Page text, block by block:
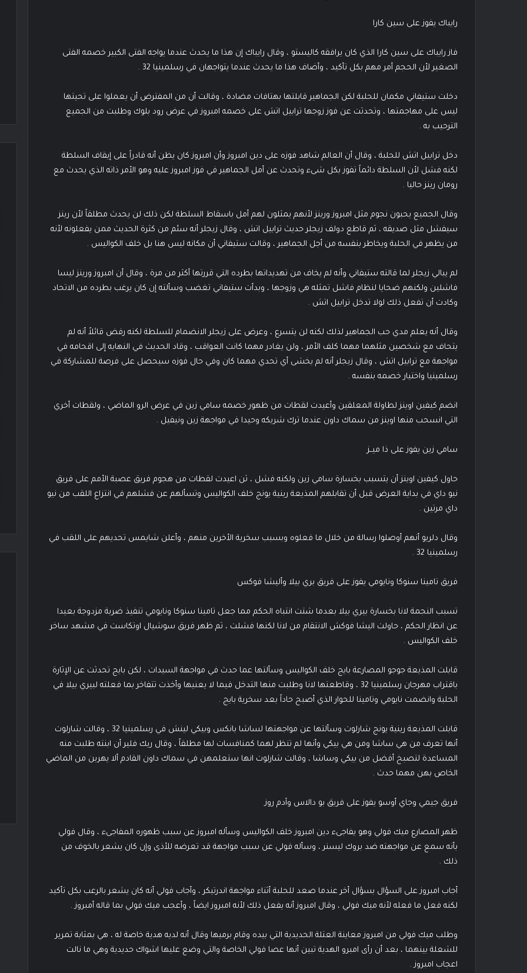
رايباك يفوز على سين كارا
فاز رايباك على سين كارا الذي كان يرافقه كاليستو ، وقال رايباك إن هذا ما يحدث عندما يواجه الفتى الكبير خصمه الفتى
الصغير لأن الحجم أمر مهم بكل تأكيد ، وأضاف هذا ما يحدث عندما يتواجهان في رسلمينيا 32 .
دخلت ستيفاني مكمان للحلبة لكن الجماهير قابلتها بهتافات مضادة ، وقالت أن من المفترض أن يعملوا على تحيتها
ليس على مهاجمتها ، وتحدثت عن فوز زوجها ترابيل اتش على خصمه امبروز في عرض رود بلوك وطلبت من الجميع
الترحيب به .
دخل ترابيل اتش للحلبة ، وقال أن العالم شاهد فوزه على دين امبروز وأن امبروز كان يظن أنه قادراً على إيقاف السلطة
لكنه فشل لأن السلطة دائماً تفوز بكل شىء وتحدث عن أمل الجماهير في فوز امبروز عليه وهو الأمر ذاته الذي يحدث مع
رومان رينز حاليا .
وقال الجميع يحبون نجوم مثل امبروز ورينز لأنهم يمثلون لهم أمل باسقاط السلطة لكن ذلك لن يحدث مطلقاً لأن رينز
سيفشل مثل صديقه ، ثم قاطع دولف زيجلر حديث ترابيل اتش ، وقال زيجلر أنه سئم من كثرة الحديث ممن يفعلونه لأنه
من يظهر في الحلبة ويخاطر بنفسه من أجل الجماهير ، وقالت ستيفاني أن مكانه ليس هنا بل خلف الكواليس .
لم يبالي زيجلر لما قالته ستيفاني وأنه لم يخاف من تهديداتها بطرده التي قررتها أكثر من مرة ، وقال أن امبروز ورينز ليسا
فاشلين ولكنهم ضحايا لنظام فاشل تمثله هي وزوجها ، وبدأت ستيفاني تغضب وسألته إن كان يرغب بطرده من الاتحاد
وكادت أن تفعل ذلك لولا تدخل ترابيل اتش .
وقال أنه يعلم مدي حب الجماهير لذلك لكنه لن يتسرع ، وعرض على زيجلر الانضمام للسلطة لكنه رفض قائلاً أنه لم
يتحاف مع شخصين مثلهما مهما كلف الأمر ، ولن يغادر مهما كانت العواقب ، وقاد الحديث في النهايه إلى اقحامه في
مواجهة مع ترابيل اتش ، وقال زيجلر أنه لم يخشى أي تحدي مهما كان وفي حال فوزه سيحصل على فرصة للمشاركة في
رسلمينيا واختيار خصمه بنفسه .
انضم كيفين اوينز لطاولة المعلقين وأعيدت لقطات من ظهور خصمه سامي زين في عرض الرو الماضي ، ولقطات أخري
التي انسحب منها اوينز من سماك داون عندما ترك شريكه وحيدا في مواجهة زين ونيفيل .
سامي زين يفوز على ذا ميــز
حاول كيفين اوينز أن يتسبب بخسارة سامي زين ولكنه فشل ، ثن اعيدت لقطات من هجوم فريق عصبة الأمم على فريق
نيو داي في بداية العرض قبل أن تقابلهم المذيعة رينية يونج خلف الكواليس وتسألهم عن فشلهم في انتزاع اللقب من نيو
داي مرتين .
وقال دلريو أنهم أوصلوا رسالة من خلال ما فعلوه وبسبب سخرية الأخرين منهم ، وأعلن شايمس تحديهم على اللقب في
رسلمينيا 32 .
فريق تامينا سنوكا ونايومي يفوز على فريق بري بيلا وأليشا فوكس
تسبب النجمة لانا بخسارة بيري بيلا بعدما شتت انتباه الحكم مما جعل تامينا سنوكا ونايومي تنفيذ ضربة مزدوجة بعيدا
عن انظار الحكم ، حاولت اليشا فوكش الانتقام من لانا لكنها فشلت ، ثم ظهر فريق سوشيال اوتكاست في مشهد ساخر
خلف الكواليس .
قابلت المذيعة جوجو المصارعة بايج خلف الكواليس وسألتها عما حدث في مواجهة السيدات ، لكن بايج تحدثت عن الإثارة
باقتراب مهرجان رسلمينيا 32 ، وقاطعتها لانا وطلبت منها التدخل فيما لا يعنيها وأخذت تتفاخر بما فعلته لبيري بيلا في
الحلبة وانضمت نايومي وتامينا للحوار الذي أصبح حاداً بعد سخرية بايج .
قابلت المذيعة رينية يونج شارلوت وسألتها عن مواجهتها لساشا بانكس وبيكي لينش في رسلمينيا 32 ، وقالت شارلوت
أنها تعرف من هي ساشا ومن هي بيكي وأنها لم تنظر لهما كمنافسات لها مطلقاً ، وقال ريك فلير أن ابنته طلبت منه
المساعدة لتصبخ أفضل من بيكي وساشا ، وقالت شارلوت انها ستعلمهن في سماك داون القادم ألا يهربن من الماضي
الخاص بهن مهما حدث .
فريق جيمي وجاي أوسو يفوز على فريق بو دالاس وآدم روز
ظهر المصارع ميك فولي وهو يفاجىء دين امبروز خلف الكواليس وسأله امبروز عن سبب ظهوره المفاجىء ، وقال فولي
بأنه سمع عن مواجهته ضد بروك ليسنر ، وسأله فولي عن سبب مواجهة قد تعرضه للأذى وإن كان يشعر بالخوف من
ذلك .
أجاب امبروز على السؤال بسؤال أخر عندما صعد للحلبة أثناء مواجهة اندرتيكر ، وأجاب فولي أنه كان يشعر بالرعب بكل تأكيد
لكنه فعل ما فعله لأنه ميك فولي ، وقال امبروز أنه يفعل ذلك لأنه امبروز ايضاً ، وأعجب ميك فولي بما قاله أمبروز .
وطلب ميك فولي من امبروز معاينة العتلة الحديدية التي بيده وقام برميها وقال أنه لديه هدية خاصة له ، هي بمثابة تمرير
للشعلة بينهما ، بعد أن رأى امبرو الهدية تبين أنها عصا فولي الخاصة والتي وضع عليها اشواك حديدية وهي ما نالت
اعجاب امبروز .